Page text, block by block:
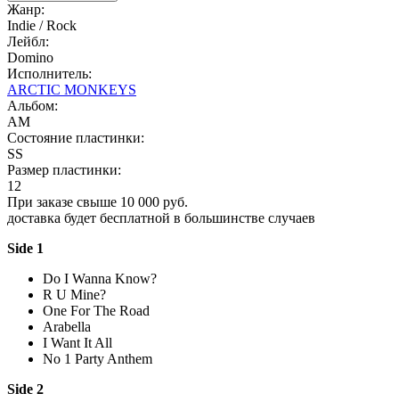
Жанр:
Indie / Rock
Лейбл:
Domino
Исполнитель:
ARCTIC MONKEYS
Альбом:
AM
Состояние пластинки:
SS
Размер пластинки:
12
При заказе свыше 10 000 руб.
доставка будет бесплатной в большинстве случаев
Side 1
Do I Wanna Know?
R U Mine?
One For The Road
Arabella
I Want It All
No 1 Party Anthem
Side 2